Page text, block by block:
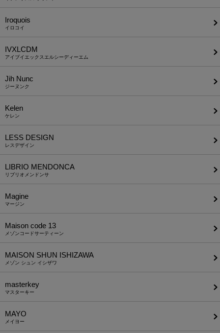
Iroquois
イロコイ
IVXLCDM
アイブイエックスエルシーディーエム
Jih Nunc
ジーヌンク
Kelen
ケレン
LESS DESIGN
レスデザイン
LIBRIO MENDONCA
リブリオメンドンサ
Magine
マージン
Maison code 13
メゾンコードサーティーン
MAISON SHUN ISHIZAWA
メゾン シュン イシザワ
masterkey
マスターキー
MAYO
メイヨー